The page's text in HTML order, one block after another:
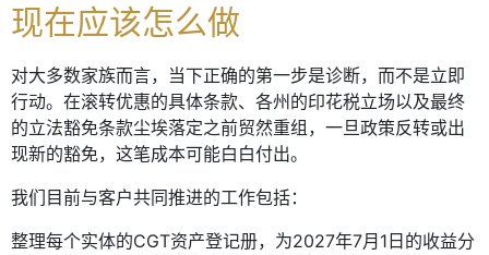
现在应该怎么做
对大多数家族而言，当下正确的第一步是诊断，而不是立即
行动。在滚转优惠的具体条款、各州的印花税立场以及最终
的立法豁免条款尘埃落定之前贸然重组，一旦政策反转或出
现新的豁免，这笔成本可能白白付出。
我们目前与客户共同推进的工作包括：
整理每个实体的CGT资产登记册，为2027年7月1日的收益分